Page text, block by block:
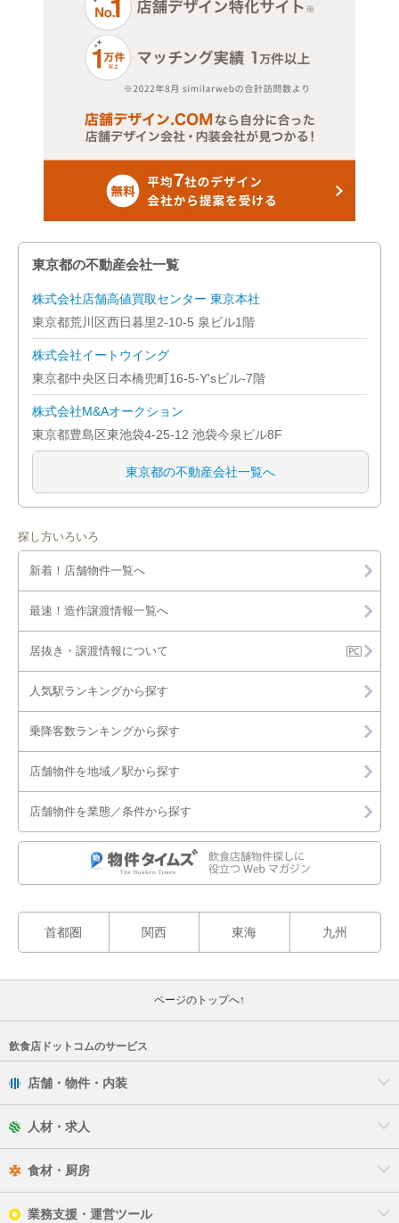
東京都の不動産会社一覧
株式会社店舗高値買取センター 東京本社
東京都荒川区西日暮里2-10-5 泉ビル1階
株式会社イートウイング
東京都中央区日本橋兜町16-5-Y'sビル-7階
株式会社M&Aオークション
東京都豊島区東池袋4-25-12 池袋今泉ビル8F
東京都の不動産会社一覧へ
探し方いろいろ
新着！店舗物件一覧へ
最速！造作譲渡情報一覧へ
居抜き・譲渡情報について
人気駅ランキングから探す
乗降客数ランキングから探す
店舗物件を地域／駅から探す
店舗物件を業態／条件から探す
首都圏 関西 東海 九州
ページのトップへ↑
飲食店ドットコムのサービス
店舗・物件・内装
人材・求人
食材・厨房
業務支援・運営ツール